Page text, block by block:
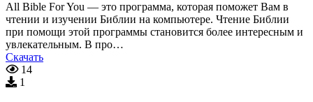
All Bible For You — это программа, которая поможет Вам в
чтении и изучении Библии на компьютере. Чтение Библии
при помощи этой программы становится более интересным и
увлекательным. В про…
Скачать
14
1